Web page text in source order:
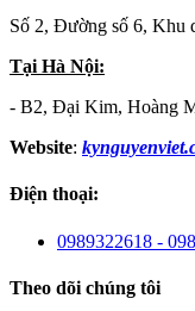
Số 2, Đường số 6, Khu
Tại Hà Nội:
- B2, Đại Kim, Hoàng
Website:
Điện thoại:
0989322618 -
Theo dõi chúng tôi